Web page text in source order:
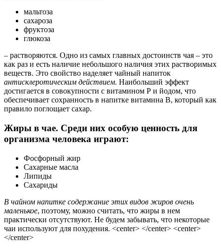
мальтоза
сахароза
фруктоза
глюкоза
– растворяются. Одно из самых главных достоинств чая – это
как раз и есть наличие небольшого наличия этих растворимых
веществ. Это свойство наделяет чайный напиток
антисклеротическим действием. Наибольший эффект
достигается в совокупности с витамином Р и йодом, что
обеспечивает сохранность в напитке витамина В, который как
правило поглощает сахар.
Жиры в чае. Среди них особую ценность для
организма человека играют:
Фосфорный жир
Сахарные масла
Липиды
Сахариды
В чайном напитке содержание этих видов жиров очень
маленькое, поэтому, можно считать, что жиры в нем
практически отсутствуют. Не будем забывать, что некоторые
чаи используют для похудения. <center> </center> <center>
</center>